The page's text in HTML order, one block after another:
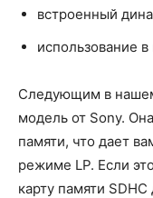
встроенный
использование
Следующим в
модель от Sony.
памяти, что дает
режиме LP. Если
карту памяти